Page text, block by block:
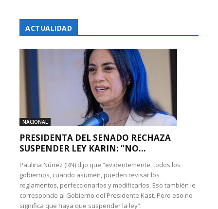
ACTUALIDAD
NACIONAL
PRESIDENTA DEL SENADO RECHAZA
SUSPENDER LEY KARIN: “NO...
Paulina Núñez (RN) dijo que “evidentemente, todos los
gobiernos, cuando asumen, pueden revisar los
reglamentos, perfeccionarlos y modificarlos. Eso también le
corresponde al Gobierno del Presidente Kast. Pero eso no
significa que haya que suspender la ley”.